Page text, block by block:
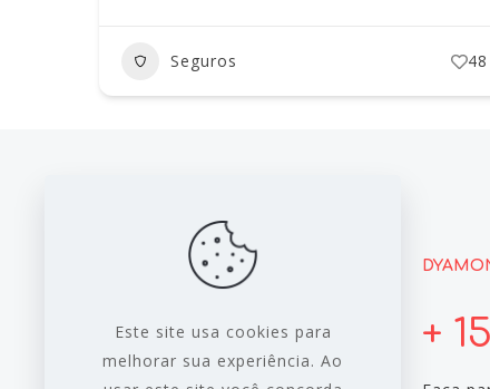
Seguros 48
A Empresa
Perguntas
+
Este site usa cookies para
melhorar sua experiência. Ao